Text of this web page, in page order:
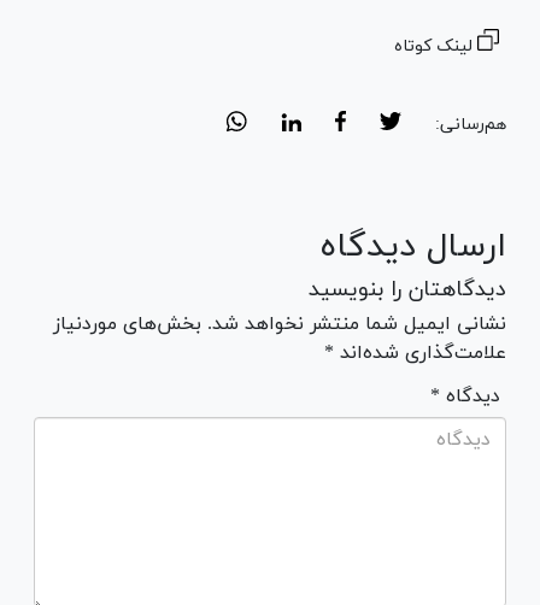
لینک کوتاه
هم‌رسانی:
ارسال دیدگاه
دیدگاهتان را بنویسید
نشانی ایمیل شما منتشر نخواهد شد. بخش‌های موردنیاز
علامت‌گذاری شده‌اند *
* دیدگاه